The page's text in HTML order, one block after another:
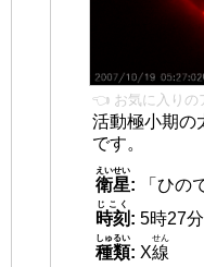
👈 お気に入りの
活動極小期の
です。
衛星
えいせい
:
「ひの
時刻
じこく
: 5時27分
種類
しゅるい
: X線
せん